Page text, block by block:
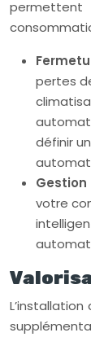
pertes
définir
Gestion
votre